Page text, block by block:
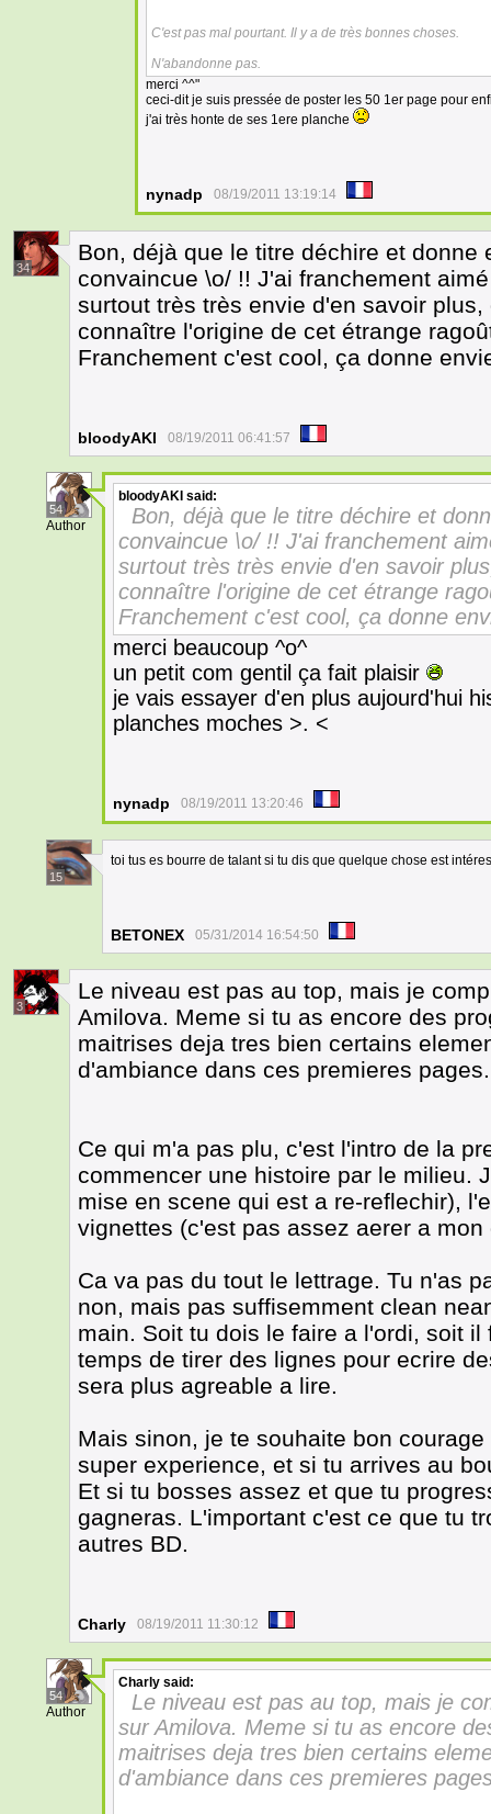
C'est pas mal pourtant. Il y a de très bonnes choses.
N'abandonne pas.
merci ^^"
ceci-dit je suis pressée de poster les 50 1er page pour
j'ai très honte de ses 1ere planche
nynadp 08/19/2011 13:19:14
34
Bon, déjà que le titre déchire et
convaincue \o/ !! J'ai franchement
surtout très très envie d'en savoir
connaître l'origine de cet étrange
Franchement c'est cool, ça donne
bloodyAKI 08/19/2011 06:41:57
54
Author
bloodyAKI said:
Bon, déjà que le titre déchire et
convaincue \o/ !! J'ai franchement
surtout très très envie d'en savoir
connaître l'origine de cet étrange
Franchement c'est cool, ça donne
merci beaucoup ^o^
un petit com gentil ça fait plaisir
je vais essayer d'en plus aujourd'hui
planches moches >. <
nynadp 08/19/2011 13:20:46
15
toi tus es bourre de talant si tu dis que quelque chose est
BETONEX 05/31/2014 16:54:50
3
Le niveau est pas au top, mais je
Amilova. Meme si tu as encore des
maitrises deja tres bien certains
d'ambiance dans ces premieres pages.
Ce qui m'a pas plu, c'est l'intro de la
commencer une histoire par le milieu.
mise en scene qui est a re-reflechir),
vignettes (c'est pas assez aerer a
Ca va pas du tout le lettrage. Tu n'as
non, mais pas suffisemment clean
main. Soit tu dois le faire a l'ordi, soit
temps de tirer des lignes pour ecrire
sera plus agreable a lire.
Mais sinon, je te souhaite bon
super experience, et si tu arrives au
Et si tu bosses assez et que tu
gagneras. L'important c'est ce que tu
autres BD.
Charly 08/19/2011 11:30:12
54
Author
Charly said:
Le niveau est pas au top, mais je
sur Amilova. Meme si tu as encore
maitrises deja tres bien certains
d'ambiance dans ces premieres